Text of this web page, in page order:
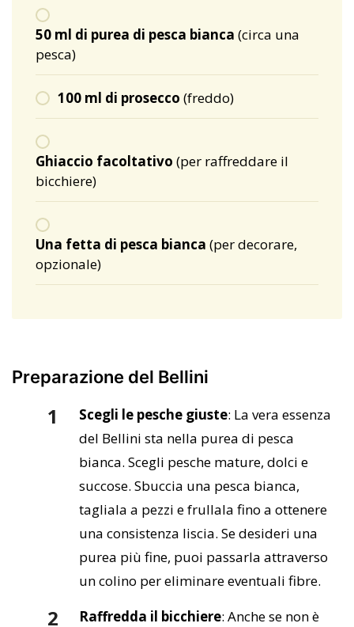
50 ml di purea di pesca bianca (circa una
pesca)
100 ml di prosecco (freddo)
Ghiaccio facoltativo (per raffreddare il
bicchiere)
Una fetta di pesca bianca (per decorare,
opzionale)
Preparazione del Bellini
Scegli le pesche giuste: La vera essenza
del Bellini sta nella purea di pesca
bianca. Scegli pesche mature, dolci e
succose. Sbuccia una pesca bianca,
tagliala a pezzi e frullala fino a ottenere
una consistenza liscia. Se desideri una
purea più fine, puoi passarla attraverso
un colino per eliminare eventuali fibre.
Raffredda il bicchiere: Anche se non è